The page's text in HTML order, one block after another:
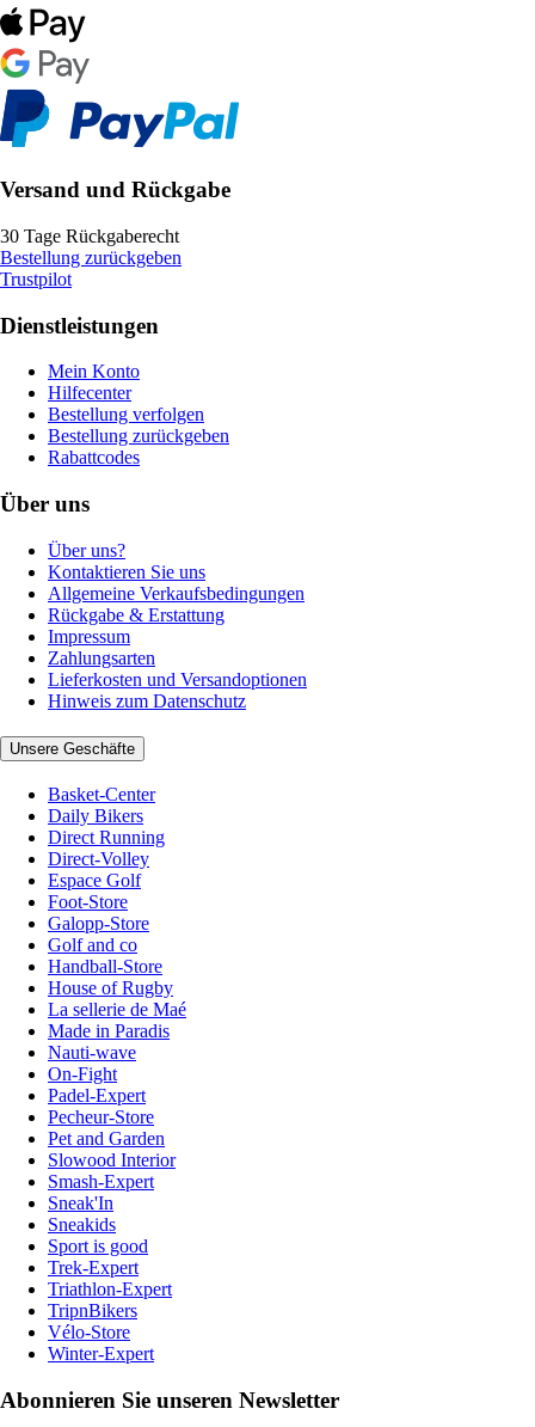
Versand und Rückgabe
30 Tage Rückgaberecht
Bestellung zurückgeben
Trustpilot
Dienstleistungen
Mein Konto
Hilfecenter
Bestellung verfolgen
Bestellung zurückgeben
Rabattcodes
Über uns
Über uns?
Kontaktieren Sie uns
Allgemeine Verkaufsbedingungen
Rückgabe & Erstattung
Impressum
Zahlungsarten
Lieferkosten und Versandoptionen
Hinweis zum Datenschutz
Unsere Geschäfte
Basket-Center
Daily Bikers
Direct Running
Direct-Volley
Espace Golf
Foot-Store
Galopp-Store
Golf and co
Handball-Store
House of Rugby
La sellerie de Maé
Made in Paradis
Nauti-wave
On-Fight
Padel-Expert
Pecheur-Store
Pet and Garden
Slowood Interior
Smash-Expert
Sneak'In
Sneakids
Sport is good
Trek-Expert
Triathlon-Expert
TripnBikers
Vélo-Store
Winter-Expert
Abonnieren Sie unseren Newsletter